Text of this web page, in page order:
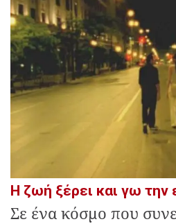
Η ζωή ξέρει και γω την
Σε ένα κόσμο που